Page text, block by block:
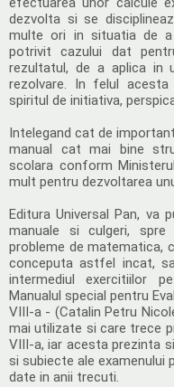
dezvolta si se
multe ori in situatia de a
potrivit cazului dat
rezultatul, de a aplica in
rezolvare. In felul
spiritul de initiativa,
Intelegand cat de
manual cat mai bine
scolara conform
mult pentru dezvoltarea
Editura Universal Pan, va
manuale si culgeri, spre
probleme de matematica,
conceputa astfel incat,
intermediul exercitiilor
Manualul special pentru
VIII-a - (Catalin Petru
mai utilizate si care trece
VIII-a, iar acesta prezinta
si subiecte ale examenului
date in anii trecuti.